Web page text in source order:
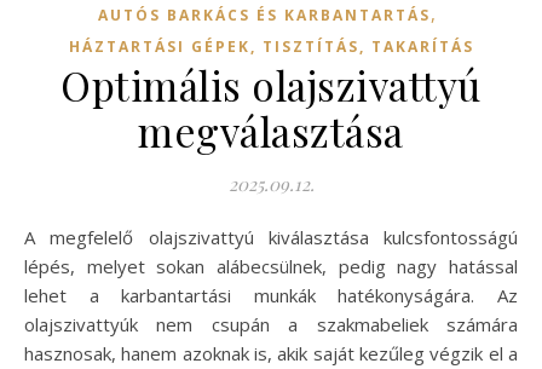
AUTÓS BARKÁCS ÉS KARBANTARTÁS,
HÁZTARTÁSI GÉPEK, TISZTÍTÁS, TAKARÍTÁS
Optimális olajszivattyú
megválasztása
2025.09.12.
A megfelelő olajszivattyú kiválasztása kulcsfontosságú
lépés, melyet sokan alábecsülnek, pedig nagy hatással
lehet a karbantartási munkák hatékonyságára. Az
olajszivattyúk nem csupán a szakmabeliek számára
hasznosak, hanem azoknak is, akik saját kezűleg végzik el a